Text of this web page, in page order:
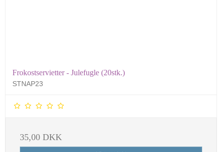
Frokostservietter - Julefugle (20stk.)
STNAP23
35,00 DKK